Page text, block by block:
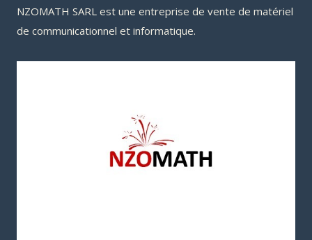
NZOMATH SARL est une entreprise de vente de matériel
de communicationnel et informatique.